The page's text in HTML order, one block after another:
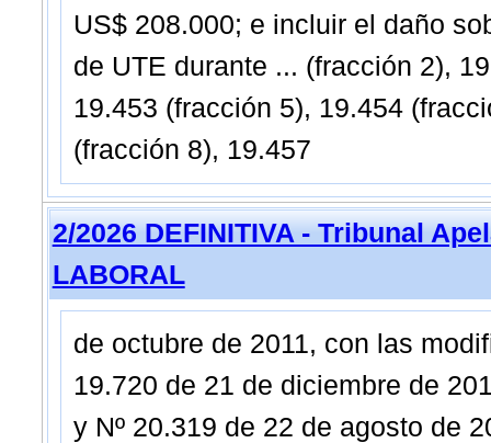
US$ 208.000; e incluir el daño
de UTE durante ... (fracción 2),
19.453 (fracción 5), 19.454
(fracción 8), 19.457
2/2026 DEFINITIVA - Tribunal
LABORAL
de octubre de 2011, con las
19.720 de 21 de diciembre de
y Nº 20.319 de 22 de agosto de